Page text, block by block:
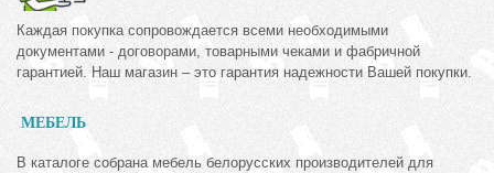
Каждая покупка сопровождается всеми необходимыми
документами - договорами, товарными чеками и фабричной
гарантией. Наш магазин – это гарантия надежности Вашей покупки.
МЕБЕЛЬ
В каталоге собрана мебель белорусских производителей для